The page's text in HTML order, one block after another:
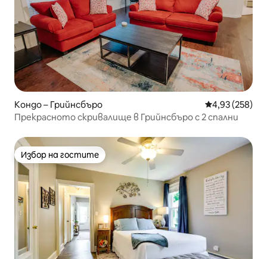
Кондо – Грийнсбъро Средна
4,93 (258)
Прекрасното скривалище в Грийнсбъро с 2 спални
Избор на гостите
Избор на гостите